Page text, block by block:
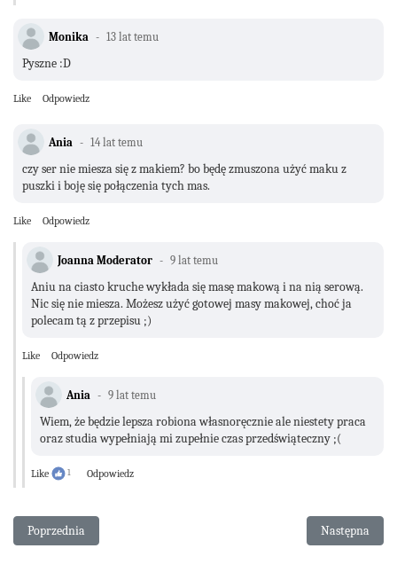
Monika 13 lat temu
Pyszne :D
Like Odpowiedz
Ania 14 lat temu
czy ser nie miesza się z makiem? bo będę zmuszona użyć maku z
puszki i boję się połączenia tych mas.
Like Odpowiedz
Joanna Moderator 9 lat temu
Aniu na ciasto kruche wykłada się masę makową i na nią serową.
Nic się nie miesza. Możesz użyć gotowej masy makowej, choć ja
polecam tą z przepisu ;)
Like Odpowiedz
Ania 9 lat temu
Wiem, że będzie lepsza robiona własnoręcznie ale niestety praca
oraz studia wypełniają mi zupełnie czas przedświąteczny ;(
Like 1 Odpowiedz
Poprzednia strona: Sernik wiśniowo- kokosowy bez pieczenia
Poprzednia Następna
Następna